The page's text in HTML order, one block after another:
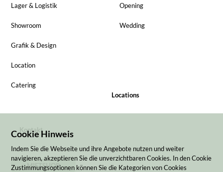
Lager & Logistik
Showroom
Grafik & Design
Location
Catering
Opening
Wedding
Locations
Kontakt
MIETSHOP
Cookie Hinweis
Indem Sie die Webseite und ihre Angebote nutzen und weiter
navigieren, akzeptieren Sie die unverzichtbaren Cookies. In den Cookie
Zustimmungsoptionen können Sie die Kategorien von Cookies